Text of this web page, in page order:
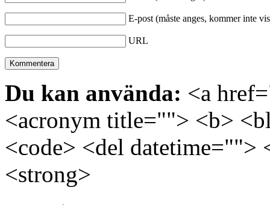
E-post (måste anges, kommer inte
URL
Du kan använda: <a
<acronym title=""> <b>
<code> <del
<strong>